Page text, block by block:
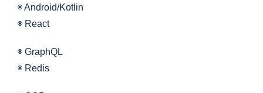
◉ Android/Kotlin
◉ React
◉ GraphQL
◉ Redis